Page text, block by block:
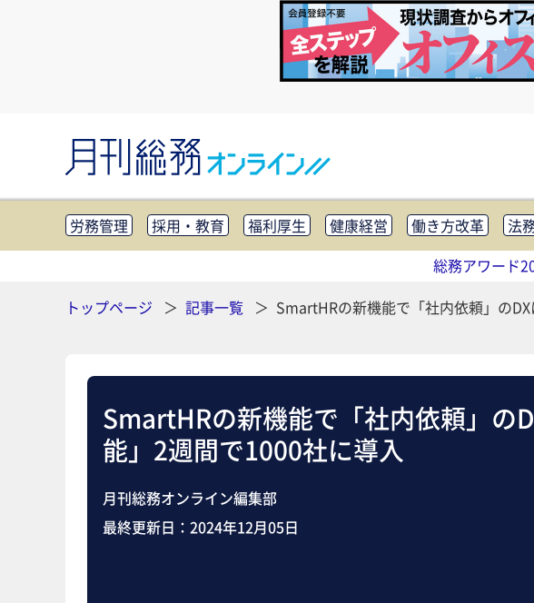
労務管理 採用・教育 福利厚生 健康経営 働き方改革 法
知財管理
リスクマネジメント・BCP 社外・社内広報 社外・
助成金・補助金・コスト削減
総務アワード
トップページ
記事一覧 SmartHRの新機能で「社内依頼」の
SmartHRの新機能で「社内依頼」
能」2週間で1000社に導入
月刊総務オンライン編集部
最終更新日： 2024年12月05日